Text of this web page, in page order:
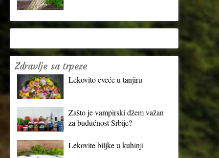
Zdravlje sa trpeze
Lekovito cveće u tanjiru
Zašto je vampirski džem važan
za budućnost Srbije?
Lekovite biljke u kuhinji